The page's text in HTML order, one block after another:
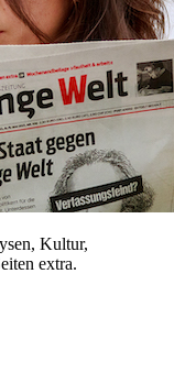
Kultur,
extra.